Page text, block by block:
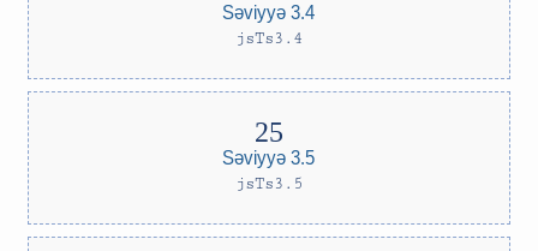
Səviyyə 3.4
jsTs3.4
Səviyyə 3.5
jsTs3.5